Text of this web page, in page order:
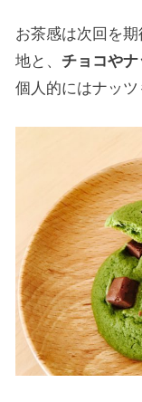
お茶感は次回を
地と、チョコや
個人的にはナッツ